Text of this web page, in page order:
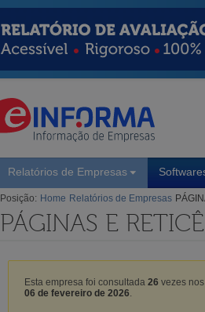
Relatórios de Empresas
Posição: Home Relatórios de Empresas
PÁGINAS E
Esta empresa foi consultada 26 vezes
06 de fevereiro de 2026